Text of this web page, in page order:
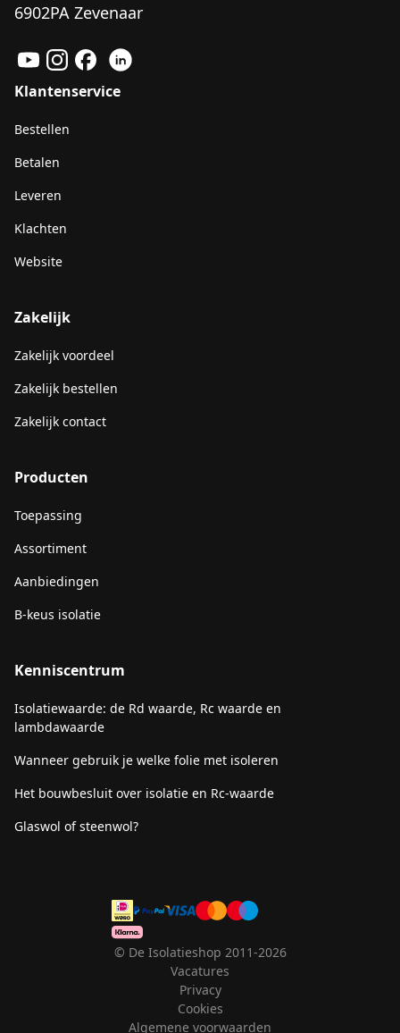
6902PA Zevenaar
Klantenservice
Bestellen
Betalen
Leveren
Klachten
Website
Zakelijk
Zakelijk voordeel
Zakelijk bestellen
Zakelijk contact
Producten
Toepassing
Assortiment
Aanbiedingen
B-keus isolatie
Kenniscentrum
Isolatiewaarde: de Rd waarde, Rc waarde en
lambdawaarde
Wanneer gebruik je welke folie met isoleren
Het bouwbesluit over isolatie en Rc-waarde
Glaswol of steenwol?
© De Isolatieshop 2011-2026
Vacatures
Privacy
Cookies
Algemene voorwaarden